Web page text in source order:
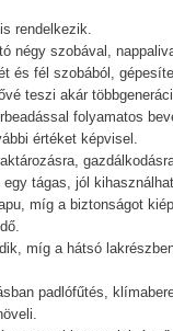
rendelkezik.
négy szobával,
és fél szobából,
teszi akár
folyamatos
értéket képvisel.
tágas, jól
míg a biztonságot
míg a hátsó
padlófűtés,